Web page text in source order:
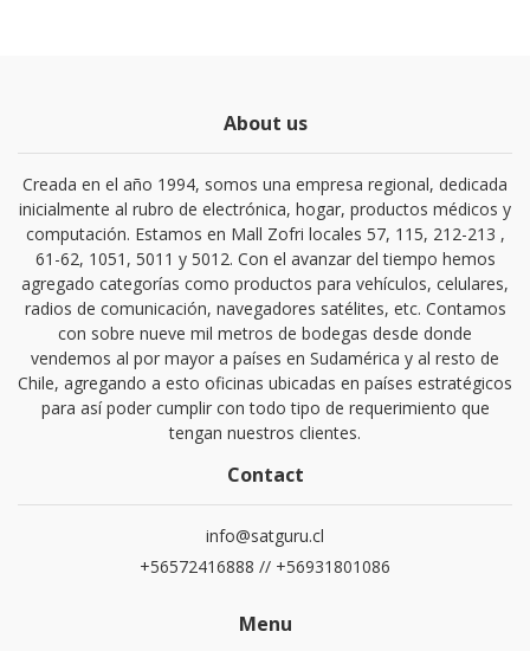
About us
Creada en el año 1994, somos una empresa regional, dedicada
inicialmente al rubro de electrónica, hogar, productos médicos y
computación. Estamos en Mall Zofri locales 57, 115, 212-213 ,
61-62, 1051, 5011 y 5012. Con el avanzar del tiempo hemos
agregado categorías como productos para vehículos, celulares,
radios de comunicación, navegadores satélites, etc. Contamos
con sobre nueve mil metros de bodegas desde donde
vendemos al por mayor a países en Sudamérica y al resto de
Chile, agregando a esto oficinas ubicadas en países estratégicos
para así poder cumplir con todo tipo de requerimiento que
tengan nuestros clientes.
Contact
info@satguru.cl
+56572416888 // +56931801086
Menu